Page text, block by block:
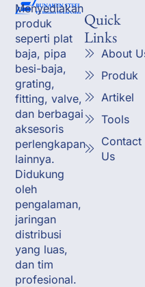
Menyediakan
produk
seperti plat
baja, pipa
besi-baja,
grating,
fitting, valve,
dan berbagai
aksesoris
perlengkapan
lainnya.
Didukung
oleh
pengalaman,
jaringan
distribusi
yang luas,
dan tim
profesional.
Quick
Links
About
Produk
Artikel
Tools
Contact
Us